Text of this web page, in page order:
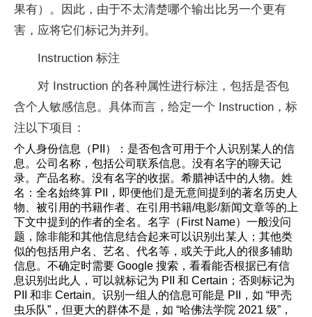
果有）。因此，由于不太清楚哪个输出比另一个更有
害，应将它们标记为并列。
Instruction 标注
对 Instruction 的各种属性进行标注，包括是否包
含个人敏感信息。具体而言，给定一个 Instruction，标
注以下项目：
个人身份信息（PII）：是否包含可用于个人识别某人的信
息。公司名称，包括公司联系信息。没有名字的聊天记
录。产品名称。没有名字的收据。希腊神话中的人物。姓
名：全名始终算 PII，即便他们是无意间提到的著名历史人
物、被引用的书籍作者、在引用书籍/电影/新闻文章等的上
下文中提到的作者的全名。名字（First Name）一般没问
题，除非能和其他信息结合起来可以识别出某人；其他类
似的包括用户名、艺名、代名等，或关于此人的很多辅助
信息。不确定时需要 Google 搜索，看看能否根据已有信
息识别出此人，可以就标记为 PII 和 Certain；否则标记为
PII 和非 Certain。识别一组人的信息可能是 PII，如 “甲壳
虫乐队”，但更大的群体不是，如 “哈佛法学院 2021 级”，